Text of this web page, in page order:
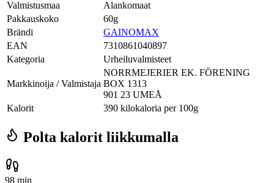
Valmistusmaa
Alankomaat
Pakkauskoko
60g
Brändi
GAINOMAX
EAN
7310861040897
Kategoria
Urheiluvalmisteet
Markkinoija / Valmistaja
NORRMEJERIER EK. FÖRENING
BOX 1313
901 23 UMEÅ
Kalorit
390 kilokaloria per 100g
Polta kalorit liikkumalla
98 min